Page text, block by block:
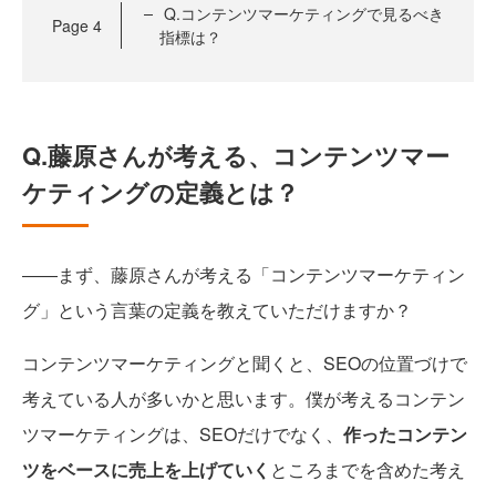
Page 4
Q.コンテンツマーケティングで見るべき
指標は？
Q.藤原さんが考える、コンテンツマー
ケティングの定義とは？
――まず、藤原さんが考える「コンテンツマーケティン
グ」という言葉の定義を教えていただけますか？
コンテンツマーケティングと聞くと、SEOの位置づけで
考えている人が多いかと思います。僕が考えるコンテン
ツマーケティングは、SEOだけでなく、 作ったコンテン
ツをベースに売上を上げていく ところまでを含めた考え